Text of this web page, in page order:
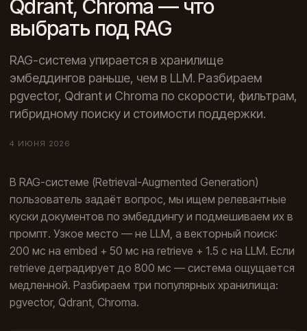
Qdrant, Chroma — что
выбрать под RAG
RAG-система упирается в хранилище
эмбеддингов раньше, чем в LLM. Разбираем
pgvector, Qdrant и Chroma по скорости, фильтрам,
гибридному поиску и стоимости поддержки.
4 ИЮНЯ 2026
В RAG-системе (Retrieval-Augmented Generation)
пользователь задаёт вопрос, мы ищем релевантные
куски документов по эмбеддингу и подмешиваем их в
промпт. Узкое место — не LLM, а векторный поиск:
200 мс на embed + 50 мс на retrieve + 1.5 с на LLM. Если
retrieve деградирует до 800 мс — система ощущается
медленной. Разбираем три популярных хранилища:
pgvector, Qdrant, Chroma.